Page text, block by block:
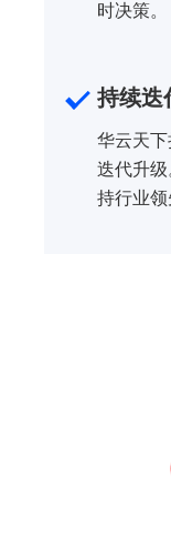
时决策。
持续迭
华云天
迭代升
持行业领